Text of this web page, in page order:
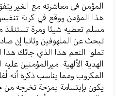
المؤمن في معاشرته مع الغير
هذا المؤمن ووقع في كربة
مسلم تعطيه شيئا ومرة تستنقذ
تبحث عن الملهوفين وثانيا إن
تملوا النعم هذا الذي جائك
الهدية الألهية اميرالمؤمنين
المكروب ومما يناسب ذكره أنه
يكون بإبتسامة بمزحة تخرجه